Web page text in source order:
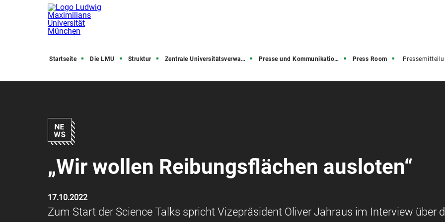
Startseite Die LMU Struktur Zentrale Universitätsverwaltung Presse und Kommunikation (PuK) Press Room
„Wir wollen Reibungsflächen ausloten“
17.10.2022
Zum Start der Science Talks spricht Vizepräsident Oliver Jahraus im Interview über